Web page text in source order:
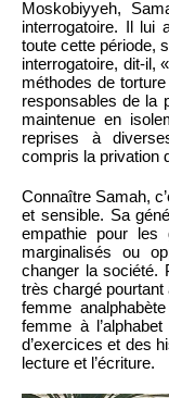
Moskobiyyeh,
interrogatoire. Il lui
toute cette période,
interrogatoire, dit-il,
méthodes de
responsables de la
maintenue en
reprises à
compris la privation
Connaître Samah,
et sensible. Sa
empathie pour
marginalisés ou
changer la société.
très chargé pourtant
femme
femme à
d’exercices et des
lecture et l’écriture.